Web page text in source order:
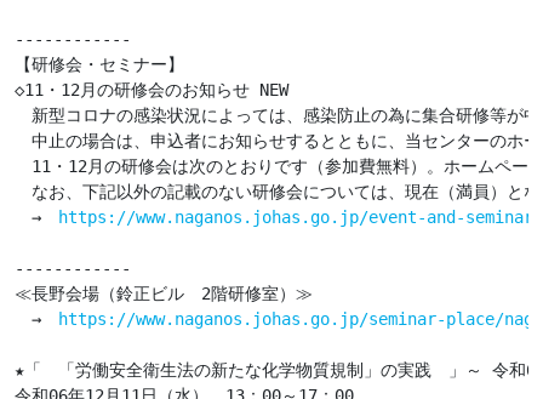
------------
【研修会・セミナー】
◇11・12月の研修会のお知らせ NEW
新型コロナの感染状況によっては、感染防止の為に集合研修等が
中止の場合は、申込者にお知らせするとともに、当センターのホ
11・12月の研修会は次のとおりです（参加費無料）。ホームペー
なお、下記以外の記載のない研修会については、現在（満員）と
→
https://www.naganos.johas.go.jp/event-and-seminar/
------------
≪長野会場（鈴正ビル　2階研修室）≫
→
https://www.naganos.johas.go.jp/seminar-place/
★「　「労働安全衛生法の新たな化学物質規制」の実践　」～ 令和